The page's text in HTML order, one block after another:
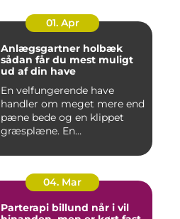
01. Apr
Anlægsgartner holbæk
sådan får du mest muligt
ud af din have
En velfungerende have
handler om meget mere end
pæne bede og en klippet
græsplæne. En
04. Mar
Parterapi billund når i vil